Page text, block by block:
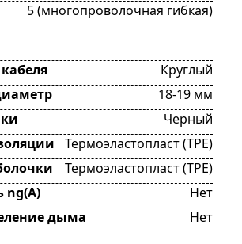
5 (многопроволочная гибкая)
Круглый
18-19 мм
Черный
Термоэластопласт (TPE)
Термоэластопласт (TPE)
ng(A)
Нет
дыма
Нет